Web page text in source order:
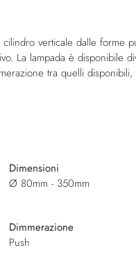
verticale dalle forme
La lampada è disponibile
tra quelli disponibili,
Dimensioni
Ø 80mm - 350mm
Dimmerazione
Push